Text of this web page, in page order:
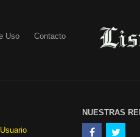
Uso Contacto
NUESTRAS